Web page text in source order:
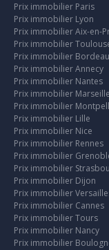
Prix immobilier Paris
Prix immobilier Lyon
Prix immobilier Aix-en-
Prix immobilier
Prix immobilier
Prix immobilier Annecy
Prix immobilier Nantes
Prix immobilier Marseille
Prix immobilier
Prix immobilier Lille
Prix immobilier Nice
Prix immobilier Rennes
Prix immobilier
Prix immobilier
Prix immobilier Dijon
Prix immobilier
Prix immobilier Cannes
Prix immobilier Tours
Prix immobilier Nancy
Prix immobilier